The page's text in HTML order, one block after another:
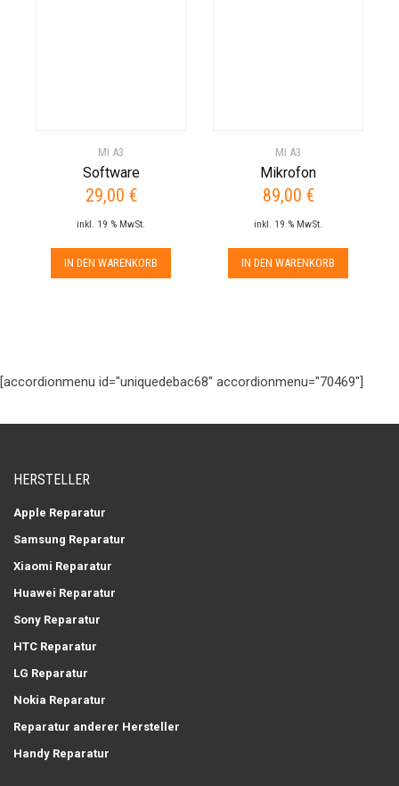
MI A3
Software
29,00 €
inkl. 19 % MwSt.
IN DEN WARENKORB
MI A3
Mikrofon
89,00 €
inkl. 19 % MwSt.
IN DEN WARENKORB
[accordionmenu id="uniquedebac68" accordionmenu="70469"]
HERSTELLER
Apple Reparatur
Samsung Reparatur
Xiaomi Reparatur
Huawei Reparatur
Sony Reparatur
HTC Reparatur
LG Reparatur
Nokia Reparatur
Reparatur anderer Hersteller
Handy Reparatur